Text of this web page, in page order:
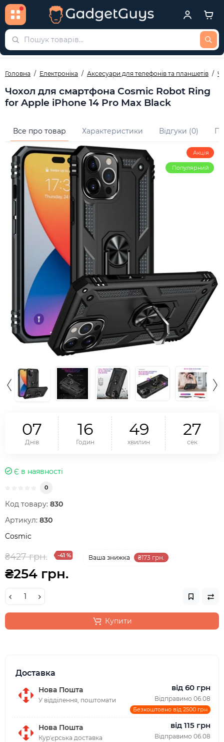
Головна Електроніка Аксесуари для телефонів та планшетів
Чохол для смартфона Cosmic Robot Ring
for Apple iPhone 14 Pro Max Black
Все про товар Характеристики Відгуки (0)
Акція
Популярний
07
Днів
16
Годин
49
хвилин
26
сек
Є в наявності
0
Код товару: 830
Артикул: 830
Cosmic
₴427 грн. -41 % Ваша знижка ₴173 грн.
₴254 грн.
Купити
Доставка
Нова Пошта
У відділення, поштомати
від 60 грн
Відправимо 06.08
Безкоштовно від 2500 грн
Нова Пошта
Курʼєрська доставка
від 115 грн
Відправимо 06.08